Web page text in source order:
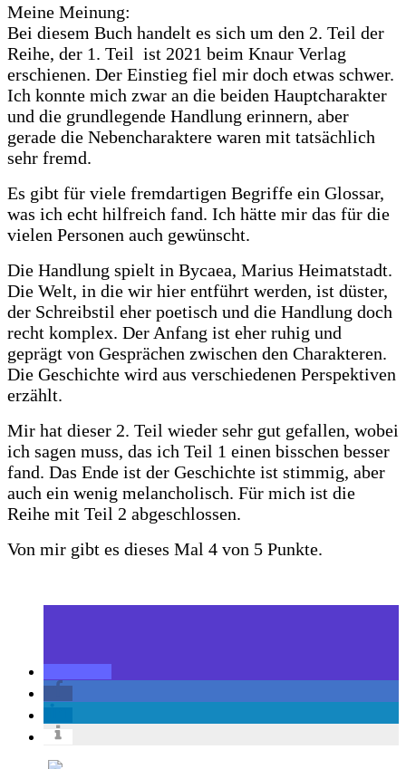
Meine Meinung:
Bei diesem Buch handelt es sich um den 2. Teil der
Reihe, der 1. Teil ist 2021 beim Knaur Verlag
erschienen. Der Einstieg fiel mir doch etwas schwer.
Ich konnte mich zwar an die beiden Hauptcharakter
und die grundlegende Handlung erinnern, aber
gerade die Nebencharaktere waren mit tatsächlich
sehr fremd.
Es gibt für viele fremdartigen Begriffe ein Glossar,
was ich echt hilfreich fand. Ich hätte mir das für die
vielen Personen auch gewünscht.
Die Handlung spielt in Bycaea, Marius Heimatstadt.
Die Welt, in die wir hier entführt werden, ist düster,
der Schreibstil eher poetisch und die Handlung doch
recht komplex. Der Anfang ist eher ruhig und
geprägt von Gesprächen zwischen den Charakteren.
Die Geschichte wird aus verschiedenen Perspektiven
erzählt.
Mir hat dieser 2. Teil wieder sehr gut gefallen, wobei
ich sagen muss, das ich Teil 1 einen bisschen besser
fand. Das Ende ist der Geschichte ist stimmig, aber
auch ein wenig melancholisch. Für mich ist die
Reihe mit Teil 2 abgeschlossen.
Von mir gibt es dieses Mal 4 von 5 Punkte.